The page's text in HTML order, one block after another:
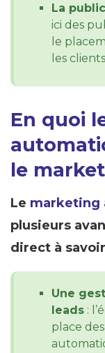
La
ici des
le
les
En quoi
le
Le marketing
plusieurs
direct à savoir
Une
leads :
place